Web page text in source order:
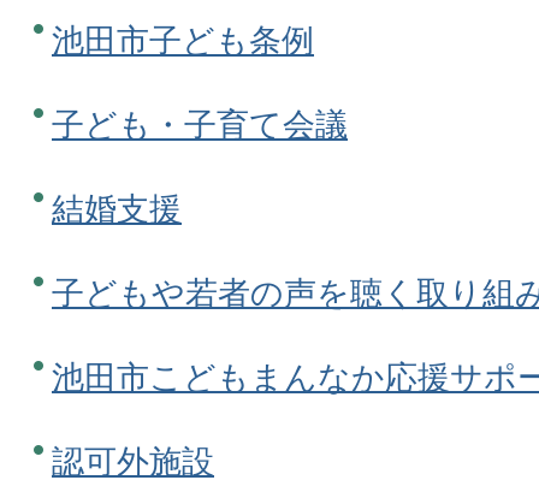
池田市子ども条例
子ども・子育て会議
結婚支援
子どもや若者の声を聴く取り組
池田市こどもまんなか応援サポ
認可外施設